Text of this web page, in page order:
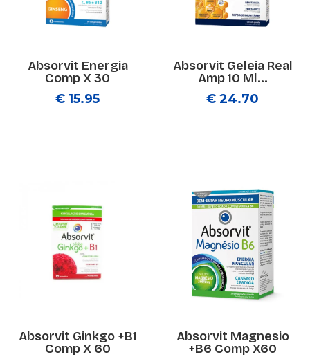
Absorvit Energia
Comp X 30
€ 15.95
Absorvit Geleia Real
Amp 10 Ml...
€ 24.70
Absorvit Ginkgo +B1
Comp X 60
Absorvit Magnesio
+B6 Comp X60